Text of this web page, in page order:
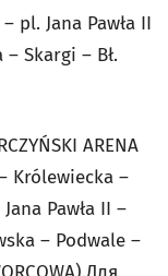
pl. Jana Pawła II
Skargi – Bł.
ARENA
– Królewiecka –
Pawła II –
– Podwale –